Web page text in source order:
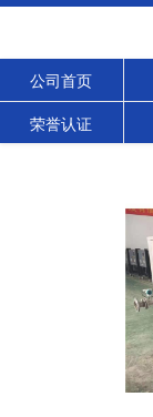
公司首页
荣誉认证